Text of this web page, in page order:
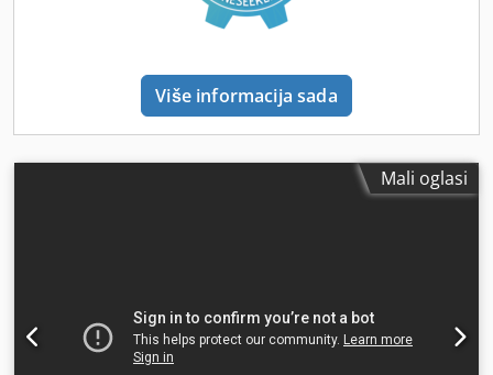
Više informacija sada
Mali oglasi